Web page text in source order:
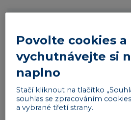
Schopnost lépe řešit
komunikovat
Povolte cookies a
vychutnávejte si
naplno
Stačí kliknout na tlačítko
souhlas se zpracováním
a vybrané třetí strany.